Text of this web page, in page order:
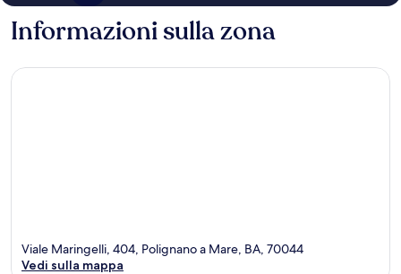
Informazioni sulla zona
Viale Maringelli, 404, Polignano a Mare, BA, 70044
Vedi sulla mappa